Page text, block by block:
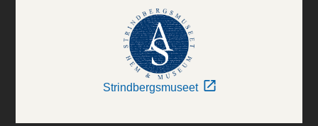
Strindbergsmuseet